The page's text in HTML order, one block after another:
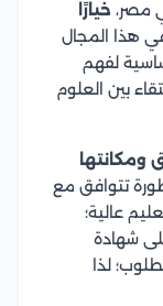
مصر، خيارًا
هذا المجال
لفهم
بين العلوم
ومكانتها
تتوافق مع
عالية؛
شهادة
لذا